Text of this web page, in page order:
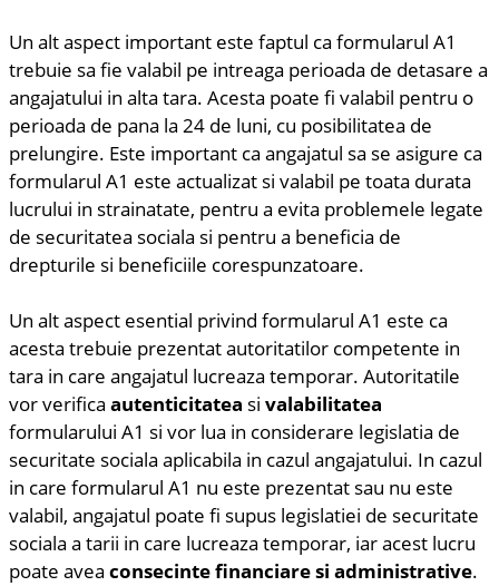
Un alt aspect important este faptul ca formularul A1
trebuie sa fie valabil pe intreaga perioada de detasare a
angajatului in alta tara. Acesta poate fi valabil pentru o
perioada de pana la 24 de luni, cu posibilitatea de
prelungire. Este important ca angajatul sa se asigure ca
formularul A1 este actualizat si valabil pe toata durata
lucrului in strainatate, pentru a evita problemele legate
de securitatea sociala si pentru a beneficia de
drepturile si beneficiile corespunzatoare.
Un alt aspect esential privind formularul A1 este ca
acesta trebuie prezentat autoritatilor competente in
tara in care angajatul lucreaza temporar. Autoritatile
vor verifica autenticitatea si valabilitatea
formularului A1 si vor lua in considerare legislatia de
securitate sociala aplicabila in cazul angajatului. In cazul
in care formularul A1 nu este prezentat sau nu este
valabil, angajatul poate fi supus legislatiei de securitate
sociala a tarii in care lucreaza temporar, iar acest lucru
poate avea consecinte financiare si administrative.